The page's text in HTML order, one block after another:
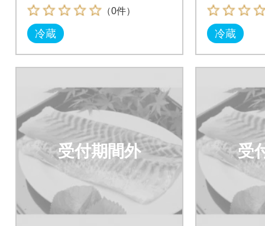
（0件）
冷蔵 冷蔵
受付期間外 受